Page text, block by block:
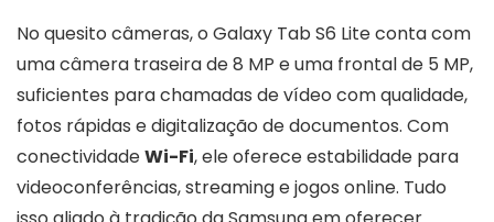
No quesito câmeras, o Galaxy Tab S6 Lite conta com
uma câmera traseira de 8 MP e uma frontal de 5 MP,
suficientes para chamadas de vídeo com qualidade,
fotos rápidas e digitalização de documentos. Com
conectividadeWi-Fi, ele oferece estabilidade para
videoconferências, streaming e jogos online. Tudo